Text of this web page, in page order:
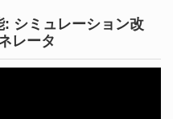
シミュレーション改
レータ